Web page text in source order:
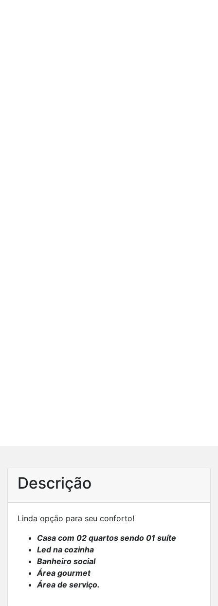
Descrição
Linda opção para seu conforto!
Casa com 02 quartos sendo 01 suíte
Led na cozinha
Banheiro social
Área gourmet
Área de serviço.